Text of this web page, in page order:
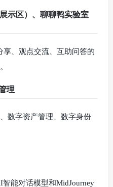
示区）、聊聊鸭实验室
享、观点交流、互助问答的
理
数字资产管理、数字身份
能对话模型和MidJourney